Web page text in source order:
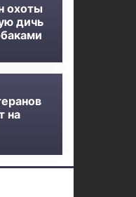
охоты
дичь
на